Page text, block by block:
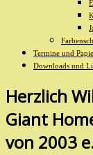
Termine und
Downloads und
Herzlich
Giant
von 2003